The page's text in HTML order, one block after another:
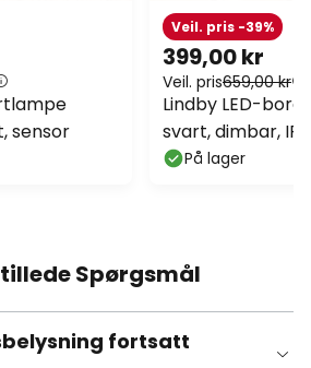
sensor
399,00 kr
Veil. pris659,00 kr
Veil. pris -39%
Lindby LED-
svart, dimbar,
På lager
Spørgsmål
fortsatt